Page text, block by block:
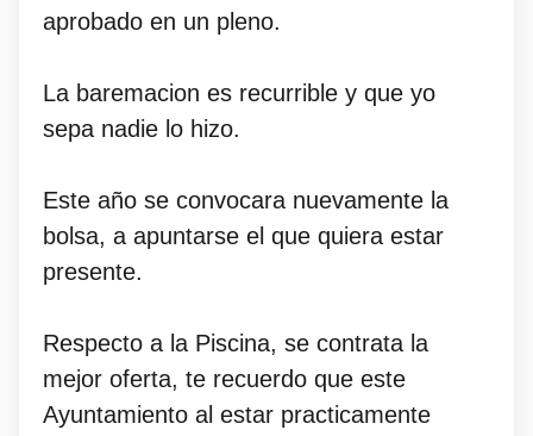
aprobado en un pleno.
La baremacion es recurrible y que yo
sepa nadie lo hizo.
Este año se convocara nuevamente la
bolsa, a apuntarse el que quiera estar
presente.
Respecto a la Piscina, se contrata la
mejor oferta, te recuerdo que este
Ayuntamiento al estar practicamente